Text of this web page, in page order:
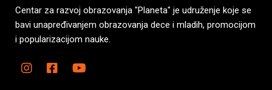
Centar za razvoj obrazovanja "Planeta" je udruženje koje se
bavi unapređivanjem obrazovanja dece i mladih, promocijom
i popularizacijom nauke.